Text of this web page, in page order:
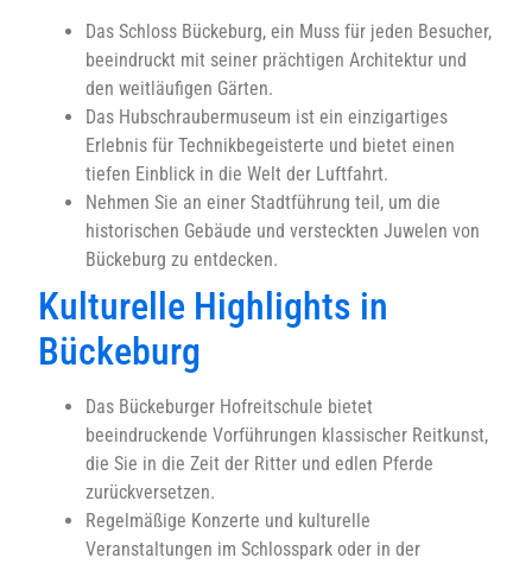
Das Schloss Bückeburg, ein Muss für jeden Besucher,
beeindruckt mit seiner prächtigen Architektur und
den weitläufigen Gärten.
Das Hubschraubermuseum ist ein einzigartiges
Erlebnis für Technikbegeisterte und bietet einen
tiefen Einblick in die Welt der Luftfahrt.
Nehmen Sie an einer Stadtführung teil, um die
historischen Gebäude und versteckten Juwelen von
Bückeburg zu entdecken.
Kulturelle Highlights in
Bückeburg
Das Bückeburger Hofreitschule bietet
beeindruckende Vorführungen klassischer Reitkunst,
die Sie in die Zeit der Ritter und edlen Pferde
zurückversetzen.
Regelmäßige Konzerte und kulturelle
Veranstaltungen im Schlosspark oder in der